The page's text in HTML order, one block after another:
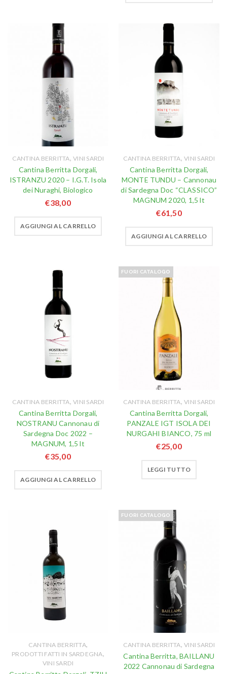
CANTINA BERRITTA, VINI SARDI
Cantina Berritta Dorgali,
ISTRANZU 2020 – I.G.T. Isola
dei Nuraghi, Biologico
€38,00
AGGIUNGI AL CARRELLO
CANTINA BERRITTA, VINI SARDI
Cantina Berritta Dorgali,
MONTE TUNDU – Cannonau
di Sardegna Doc “CLASSICO”
MAGNUM 2020, 1,5 lt
€61,50
AGGIUNGI AL CARRELLO
CANTINA BERRITTA, VINI SARDI
Cantina Berritta Dorgali,
NOSTRANU Cannonau di
Sardegna Doc 2022 –
MAGNUM, 1,5 lt
€35,00
AGGIUNGI AL CARRELLO
FUORI CATALOGO
CANTINA BERRITTA, VINI SARDI
Cantina Berritta Dorgali,
PANZALE IGT ISOLA DEI
NURGAHI BIANCO, 75 ml
€25,00
LEGGI TUTTO
CANTINA BERRITTA,
PRODOTTI FATTI IN SARDEGNA,
VINI SARDI
FUORI CATALOGO
CANTINA BERRITTA, VINI SARDI
Cantina Berritta, BAILLANU
2022 Cannonau di Sardegna